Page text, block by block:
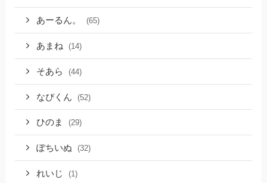
あーるん。 (65)
あまね (14)
そあら (44)
なぴくん (52)
ひのま (29)
ぽちいぬ (32)
れいじ (1)